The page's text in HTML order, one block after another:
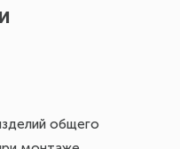
общего